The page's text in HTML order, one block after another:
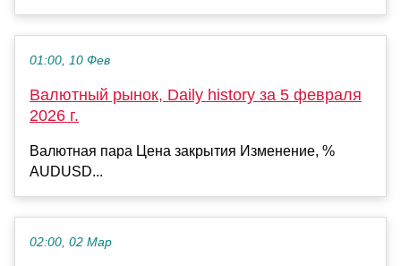
01:00, 10 Фев
Валютный рынок, Daily history за 5 февраля
2026 г.
Валютная пара Цена закрытия Изменение, %
AUDUSD...
02:00, 02 Мар